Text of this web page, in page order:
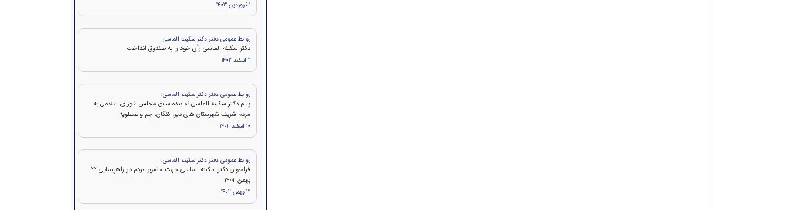
1 فروردین 1403
روابط عمومی دفتر دکتر سکینه الماسی
دکتر سکینه الماسی رأی خود را به صندوق انداخت
11 اسفند 1402
روابط عمومی دفتر دکتر سکینه الماسی:
پیام دکتر سکینه الماسی نماینده سابق مجلس شورای اسلامی به
مردم شریف شهرستان های دیر، کنگان، جم و عسلویه
10 اسفند 1402
روابط عمومی دفتر دکتر سکینه الماسی:
فراخوان دکتر سکینه الماسی جهت حضور مردم در راهپیمایی ۲۲
بهمن 1402
21 بهمن 1402